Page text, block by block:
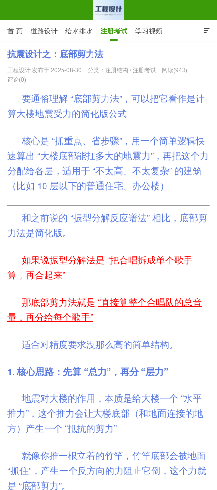

首 页 道路设计 给水排水 注册考试 学习视频
CAD图纸 专业词汇 规范下载
抗震设计之：底部剪力法
工程设计 发布于 2025-08-30 分类： 注册结构 /注册考试
阅读(943)
评论(0)
要通俗理解 “底部剪力法”，可以把它看作是计
算大楼地震受力的简化版公式
核心是 “抓重点、省步骤”，用一个简单逻辑快
速算出 “大楼底部能扛多大的地震力”，再把这个力
分配给各层，适用于 “不太高、不太复杂” 的建筑
（比如 10 层以下的普通住宅、办公楼）
和之前说的 “振型分解反应谱法” 相比，底部剪
力法是简化版。
如果说振型分解法是 “把合唱拆成单个歌手
算，再合起来”
那底部剪力法就是 “直接算整个合唱队的总音
量，再分给每个歌手”
适合对精度要求没那么高的简单结构。
1. 核心思路：先算 “总力”，再分 “层力”
地震对大楼的作用，本质是给大楼一个 “水平
推力”，这个推力会让大楼底部（和地面连接的地
方）产生一个 “抵抗的剪力”
就像你推一根立着的竹竿，竹竿底部会被地面
“抓住”，产生一个反方向的力阻止它倒，这个力就
是 “底部剪力”。